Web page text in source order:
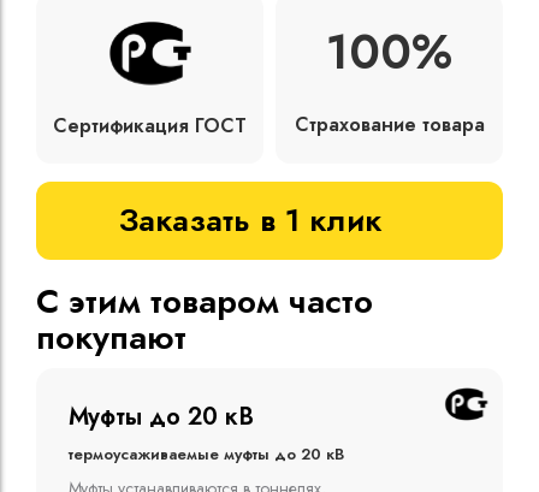
Сертификация ГОСТ
100%
Страхование товара
Заказать в 1 клик
С этим товаром часто
покупают
Муфты до 10 кВ
Термоусаживаемые муфты до 10 кВ